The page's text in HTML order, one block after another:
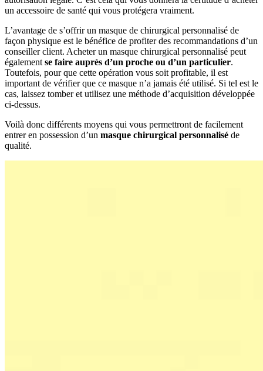
un accessoire de santé qui vous protégera vraiment.
L’avantage de s’offrir un masque de chirurgical personnalisé de
façon physique est le bénéfice de profiter des recommandations d’un
conseiller client. Acheter un masque chirurgical personnalisé peut
également se faire auprès d’un proche ou d’un particulier.
Toutefois, pour que cette opération vous soit profitable, il est
important de vérifier que ce masque n’a jamais été utilisé. Si tel est le
cas, laissez tomber et utilisez une méthode d’acquisition développée
ci-dessus.
Voilà donc différents moyens qui vous permettront de facilement
entrer en possession d’un masque chirurgical personnalisé de
qualité.